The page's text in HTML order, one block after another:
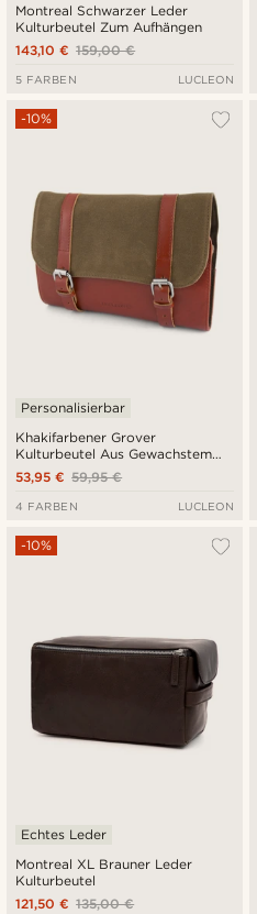
Montreal Schwarzer Leder
Kulturbeutel Zum Aufhängen
159,00 €
143,10 €
5 FARBEN LUCLEON
Khakifarbener Grover
Kulturbeutel Aus Gewachstem
Canvas Zum Aufhängen
-10%
Personalisierbar
59,95 €
53,95 €
4 FARBEN LUCLEON
Montreal XL Brauner Leder
Kulturbeutel
-10%
Echtes Leder
135,00 €
121,50 €